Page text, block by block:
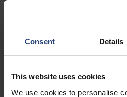
Consent Details
This website uses cookies
We use cookies to personalise